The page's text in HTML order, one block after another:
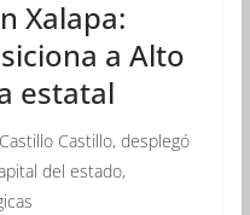
Xalapa:
a Alto
estatal
Castillo, desplegó
del estado,